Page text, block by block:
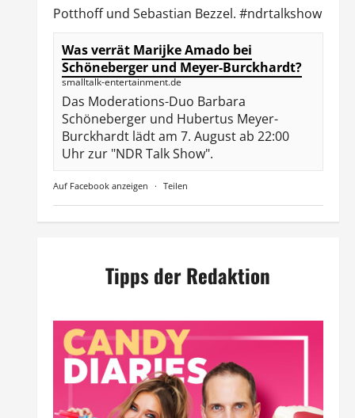
Potthoff und Sebastian Bezzel. #ndrtalkshow
Was verrät Marijke Amado bei
Schöneberger und Meyer-Burckhardt?
smalltalk-entertainment.de
Das Moderations-Duo Barbara
Schöneberger und Hubertus Meyer-
Burckhardt lädt am 7. August ab 22:00
Uhr zur "NDR Talk Show".
Auf Facebook anzeigen · Teilen
Tipps der Redaktion